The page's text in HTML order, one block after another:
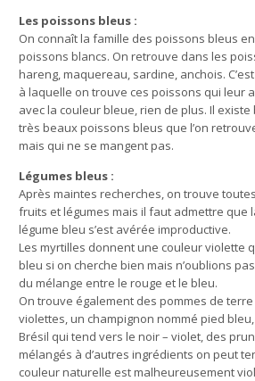
Les poissons bleus :
On connaît la famille des poissons bleus
poissons blancs. On retrouve dans les
hareng, maquereau, sardine, anchois.
à laquelle on trouve ces poissons qui leur
avec la couleur bleue, rien de plus. Il
très beaux poissons bleus que l’on
mais qui ne se mangent pas.
Légumes bleus :
Après maintes recherches, on trouve
fruits et légumes mais il faut admettre que
légume bleu s’est avérée improductive.
Les myrtilles donnent une couleur violette
bleu si on cherche bien mais n’oublions
du mélange entre le rouge et le bleu.
On trouve également des pommes de
violettes, un champignon nommé pied
Brésil qui tend vers le noir – violet, des
mélangés à d’autres ingrédients on peut
couleur naturelle est malheureusement